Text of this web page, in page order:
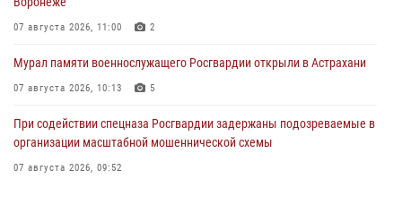
07 августа 2026, 11:00 2
Мурал памяти военнослужащего Росгвардии открыли в Астрахани
07 августа 2026, 10:13 5
При содействии спецназа Росгвардии задержаны подозреваемые в
организации масштабной мошеннической схемы
07 августа 2026, 09:52